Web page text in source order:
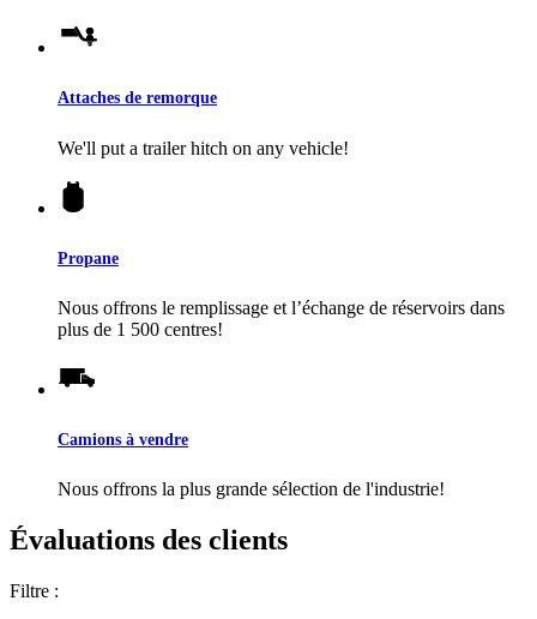
Attaches de remorque
We'll put a trailer hitch on any vehicle!
Propane
Nous offrons le remplissage et l’échange de réservoirs dans
plus de 1 500 centres!
Camions à vendre
Nous offrons la plus grande sélection de l'industrie!
Évaluations des clients
Filtre :